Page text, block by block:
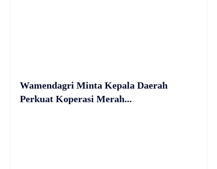
Wamendagri Minta Kepala Daerah
Perkuat Koperasi Merah...